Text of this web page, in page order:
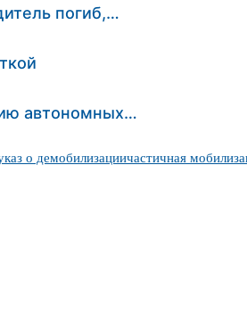
погиб,…
автономных…
о демобилизациичастичная